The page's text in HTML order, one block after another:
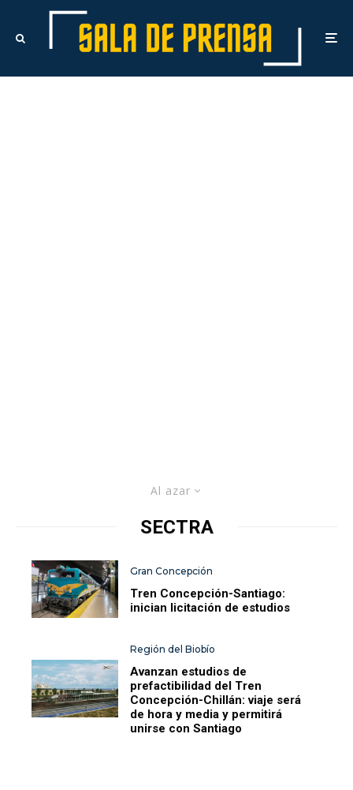
Al azar
SECTRA
Gran Concepción
Tren Concepción-Santiago:
inician licitación de estudios
Región del Biobío
Avanzan estudios de
prefactibilidad del Tren
Concepción-Chillán: viaje será
de hora y media y permitirá
unirse con Santiago